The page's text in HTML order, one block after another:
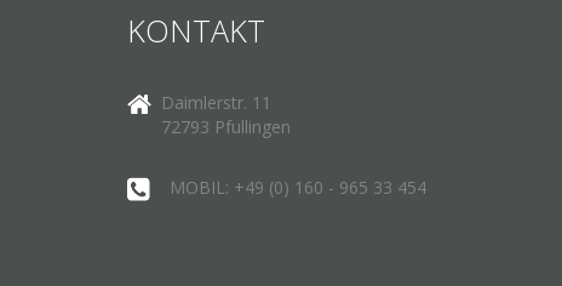
KONTAKT
Daimlerstr. 11
72793 Pfullingen
MOBIL: +49 (0) 160 - 965 33 454